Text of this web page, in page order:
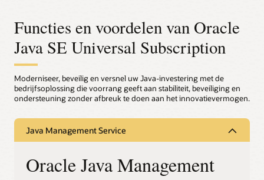
Functies en voordelen van Oracle
Java SE Universal Subscription
Moderniseer, beveilig en versnel uw Java-investering met de
bedrijfsoplossing die voorrang geeft aan stabiliteit, beveiliging en
ondersteuning zonder afbreuk te doen aan het innovatievermogen.
Java Management Service
Oracle Java Management